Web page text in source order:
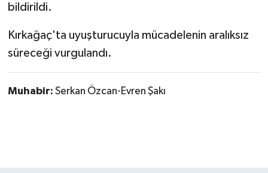
bildirildi.
​Kırkağaç'ta uyuşturucuyla mücadelenin aralıksız
süreceği vurgulandı.
Muhabir: Serkan Özcan-Evren Şakı